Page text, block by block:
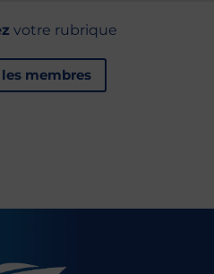
votre rubrique
membres